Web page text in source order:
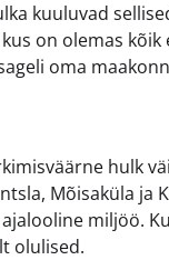
kuuluvad
on olemas
oma
hulk
Mõisaküla ja
miljöö.
olulised.